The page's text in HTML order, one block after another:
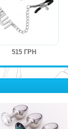
515 ГРН